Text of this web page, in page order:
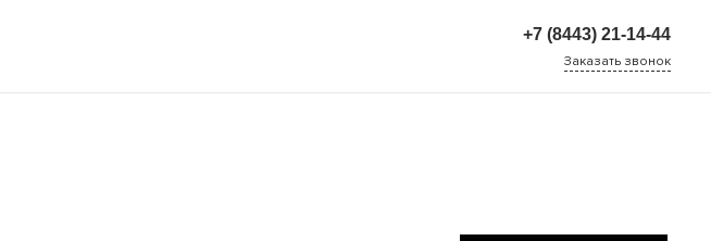
+7 (8443) 21-14-44
Заказать звонок